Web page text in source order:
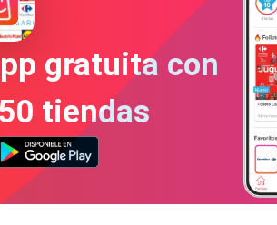
gratuita con
tiendas